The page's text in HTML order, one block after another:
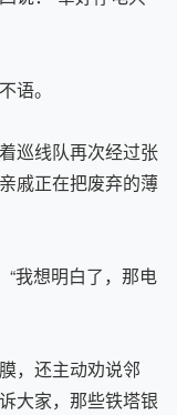
语。
巡线队再次经过张
戚正在把废弃的薄
“我想明白了，那电
，还主动劝说邻
大家，那些铁塔银